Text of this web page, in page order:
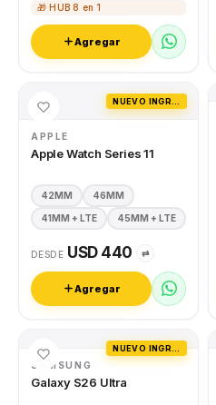
🎁 HUB 8 en 1
Agregar
APPLE
Apple Watch Series 11
42MM 46MM
41MM + LTE 45MM + LTE
DESDE USD 440 ⇄
Agregar
SAMSUNG
Galaxy S26 Ultra